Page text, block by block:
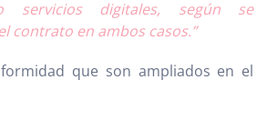
servicios digitales, según se
contrato en ambos casos.”
que son ampliados en el